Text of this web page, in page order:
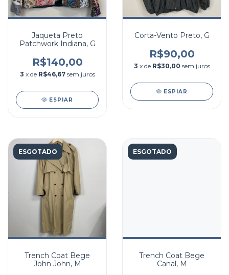
Jaqueta Preto
Patchwork Indiana, G
R$140,00
3 x de R$46,67 sem juros
ESPIAR
Corta-Vento Preto, G
R$90,00
3 x de R$30,00 sem juros
ESPIAR
ESGOTADO
Trench Coat Bege
John John, M
ESGOTADO
Trench Coat Bege
Canal, M